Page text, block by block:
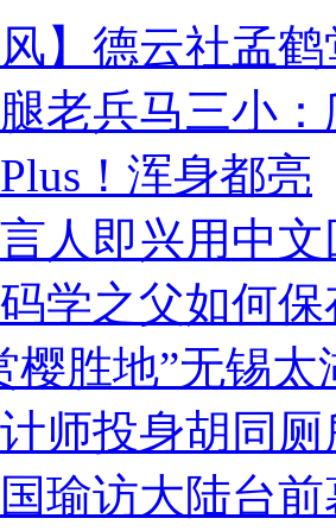
风】德云社孟
老兵马三小
！浑身都亮
人即兴用中
学之父如何
樱胜地”无锡
师投身胡同
瑜访大陆台